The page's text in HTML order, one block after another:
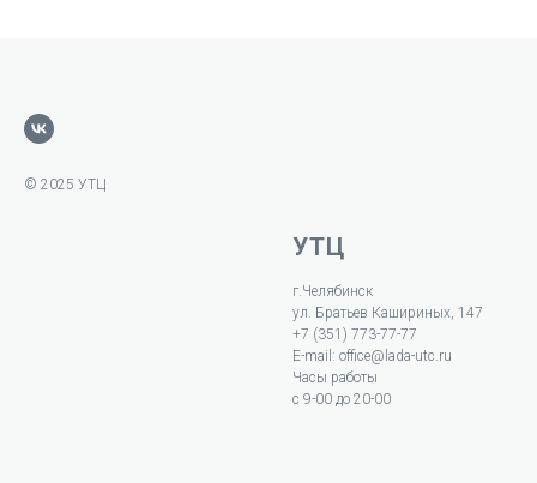
© 2025 УТЦ
УТЦ
г.Челябинск
ул. Братьев Кашириных, 147
+7 (351) 773-77-77
E-mail: office@lada-utc.ru
Часы работы
с 9-00 до 20-00